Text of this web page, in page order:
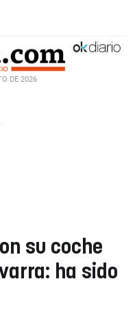
DE 2026
su coche
ha sido